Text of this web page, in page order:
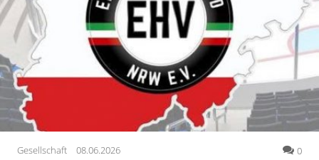
Gesellschaft
Gesundheit
Kultur
Lifestyle
Wirtschaft
Vogelsberg
Gesellschaft 08.06.2026 0